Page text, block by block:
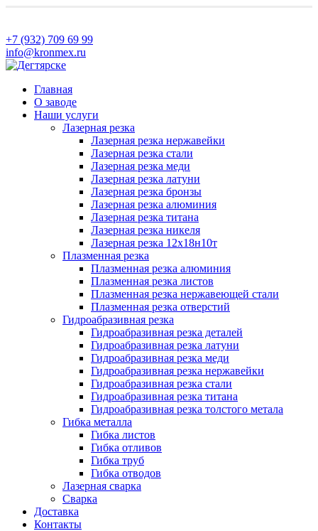
+7 (932) 709 69 99
info@kronmex.ru
Главная
О заводе
Наши услуги
Лазерная резка
Лазерная резка нержавейки
Лазерная резка стали
Лазерная резка меди
Лазерная резка латуни
Лазерная резка бронзы
Лазерная резка алюминия
Лазерная резка титана
Лазерная резка никеля
Лазерная резка 12х18н10т
Плазменная резка
Плазменная резка алюминия
Плазменная резка листов
Плазменная резка нержавеющей стали
Плазменная резка отверстий
Гидроабразивная резка
Гидроабразивная резка деталей
Гидроабразивная резка латуни
Гидроабразивная резка меди
Гидроабразивная резка нержавейки
Гидроабразивная резка стали
Гидроабразивная резка титана
Гидроабразивная резка толстого метала
Гибка металла
Гибка листов
Гибка отливов
Гибка труб
Гибка отводов
Лазерная сварка
Сварка
Доставка
Контакты